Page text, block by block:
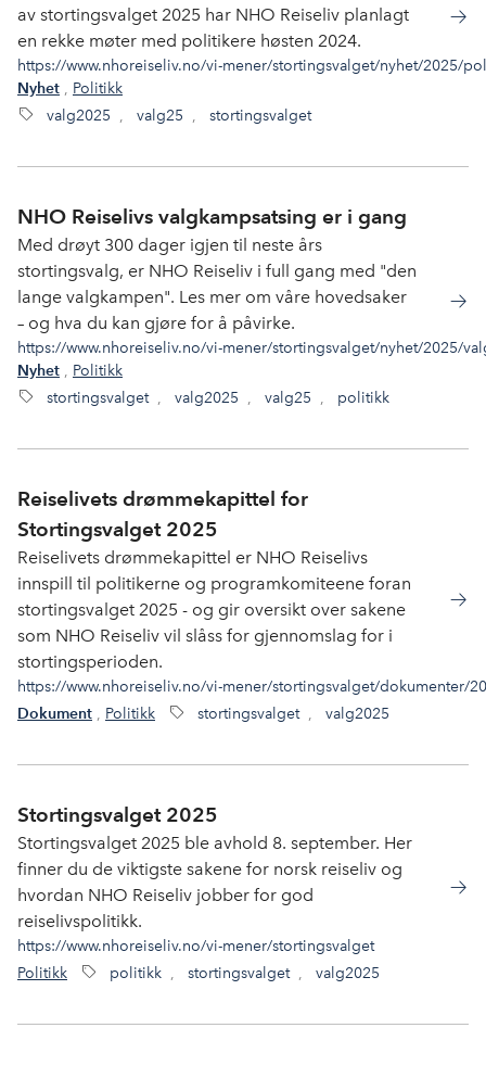
av stortingsvalget 2025 har NHO Reiseliv planlagt
en rekke møter med politikere høsten 2024.
https://www.nhoreiseliv.no/vi-mener/stortingsvalget/nyhet/2025/
Nyhet , Politikk
valg2025 , valg25 , stortingsvalget
NHO Reiselivs valgkampsatsing er i gang
Med drøyt 300 dager igjen til neste års
stortingsvalg, er NHO Reiseliv i full gang med "den
lange valgkampen". Les mer om våre hovedsaker
– og hva du kan gjøre for å påvirke.
https://www.nhoreiseliv.no/vi-mener/stortingsvalget/nyhet/2025/
Nyhet , Politikk
stortingsvalget , valg2025 , valg25 , politikk
Reiselivets drømmekapittel for
Stortingsvalget 2025
Reiselivets drømmekapittel er NHO Reiselivs
innspill til politikerne og programkomiteene foran
stortingsvalget 2025 - og gir oversikt over sakene
som NHO Reiseliv vil slåss for gjennomslag for i
stortingsperioden.
https://www.nhoreiseliv.no/vi-mener/stortingsvalget/dokumenter/
Dokument , Politikk stortingsvalget , valg2025
Stortingsvalget 2025
Stortingsvalget 2025 ble avhold 8. september. Her
finner du de viktigste sakene for norsk reiseliv og
hvordan NHO Reiseliv jobber for god
reiselivspolitikk.
https://www.nhoreiseliv.no/vi-mener/stortingsvalget
Politikk
politikk , stortingsvalget , valg2025